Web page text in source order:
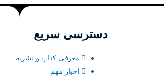
دسترسی سریع
معرفی کتاب و نشریه
اخبار مهم